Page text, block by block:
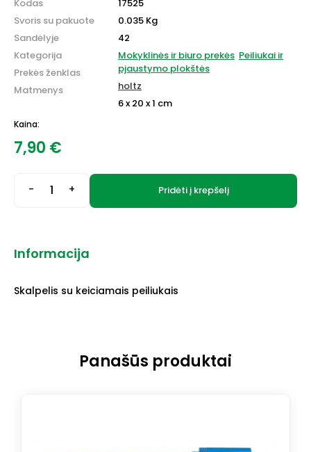
Kodas
Svoris su pakuote
Sandėlyje
Kategorija
Prekės ženklas
Matmenys
17525
0.035 Kg
42
Mokyklinės ir biuro prekės Peiliukai ir
pjaustymo plokštės
holtz
6 x 20 x 1 cm
Kaina:
7,90 €
- + Pridėti į krepšelį
Informacija
Skalpelis su keiciamais peiliukais
Panašūs produktai